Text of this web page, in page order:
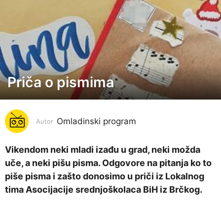
7
g
o
d
n
a
p
r
Priča o pismima
Autor Omladinski program
Vikendom neki mladi izađu u grad, neki možda
uče, a neki pišu pisma. Odgovore na pitanja ko to
piše pisma i zašto donosimo u priči iz Lokalnog
tima Asocijacije srednjoškolaca BiH iz Brčkog.